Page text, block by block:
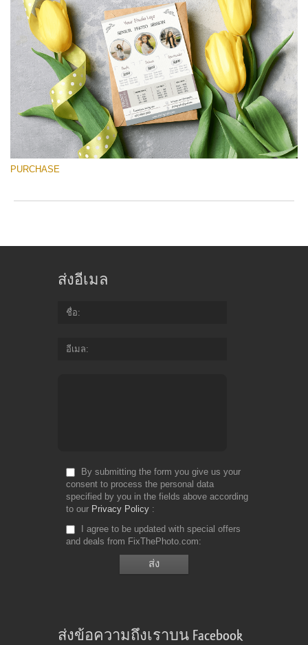
โปรดเลือก
Free Font #4
Senior Price List
ดาวน์โหลดฟรี
PURCHASE
ส่งอีเมล
ชื่อ
อีเมล
By submitting the form you give us your
consent to process the personal data
specified by you in the fields above according
to our Privacy Policy
I agree to be updated with special offers
and deals from FixThePhoto.com
ส่งข้อความถึงเราบน Facebook